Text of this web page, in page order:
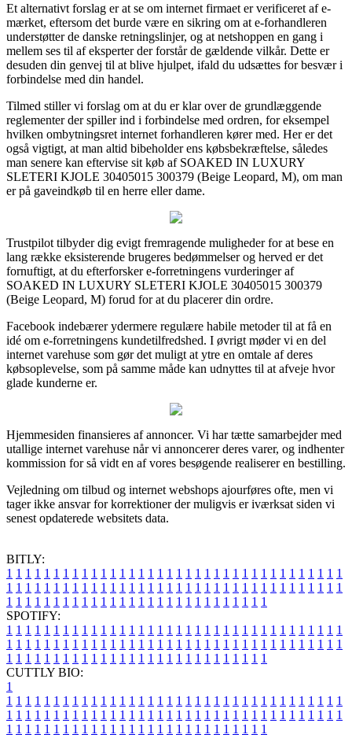
Et alternativt forslag er at se om internet firmaet er verificeret af e-
mærket, eftersom det burde være en sikring om at e-forhandleren
understøtter de danske retningslinjer, og at netshoppen en gang i
mellem ses til af eksperter der forstår de gældende vilkår. Dette er
desuden din genvej til at blive hjulpet, ifald du udsættes for besvær i
forbindelse med din handel.
Tilmed stiller vi forslag om at du er klar over de grundlæggende
reglementer der spiller ind i forbindelse med ordren, for eksempel
hvilken ombytningsret internet forhandleren kører med. Her er det
også vigtigt, at man altid bibeholder ens købsbekræftelse, således
man senere kan eftervise sit køb af SOAKED IN LUXURY
SLETERI KJOLE 30405015 300379 (Beige Leopard, M), om man
er på gaveindkøb til en herre eller dame.
Trustpilot tilbyder dig evigt fremragende muligheder for at bese en
lang række eksisterende brugeres bedømmelser og herved er det
fornuftigt, at du efterforsker e-forretningens vurderinger af
SOAKED IN LUXURY SLETERI KJOLE 30405015 300379
(Beige Leopard, M) forud for at du placerer din ordre.
Facebook indebærer ydermere regulære habile metoder til at få en
idé om e-forretningens kundetilfredshed. I øvrigt møder vi en del
internet varehuse som gør det muligt at ytre en omtale af deres
købsoplevelse, som på samme måde kan udnyttes til at afveje hvor
glade kunderne er.
Hjemmesiden finansieres af annoncer. Vi har tætte samarbejder med
utallige internet varehuse når vi annoncerer deres varer, og indhenter
kommission for så vidt en af vores besøgende realiserer en bestilling.
Vejledning om tilbud og internet webshops ajourføres ofte, men vi
tager ikke ansvar for korrektioner der muligvis er iværksat siden vi
senest opdaterede websitets data.
BITLY:
1 1 1 1 1 1 1 1 1 1 1 1 1 1 1 1 1 1 1 1 1 1 1 1 1 1 1 1 1 1 1 1 1 1 1 1
1 1 1 1 1 1 1 1 1 1 1 1 1 1 1 1 1 1 1 1 1 1 1 1 1 1 1 1 1 1 1 1 1 1 1 1
1 1 1 1 1 1 1 1 1 1 1 1 1 1 1 1 1 1 1 1 1 1 1 1 1 1 1 1
SPOTIFY:
1 1 1 1 1 1 1 1 1 1 1 1 1 1 1 1 1 1 1 1 1 1 1 1 1 1 1 1 1 1 1 1 1 1 1 1
1 1 1 1 1 1 1 1 1 1 1 1 1 1 1 1 1 1 1 1 1 1 1 1 1 1 1 1 1 1 1 1 1 1 1 1
1 1 1 1 1 1 1 1 1 1 1 1 1 1 1 1 1 1 1 1 1 1 1 1 1 1 1 1
CUTTLY BIO:
1
1 1 1 1 1 1 1 1 1 1 1 1 1 1 1 1 1 1 1 1 1 1 1 1 1 1 1 1 1 1 1 1 1 1 1 1
1 1 1 1 1 1 1 1 1 1 1 1 1 1 1 1 1 1 1 1 1 1 1 1 1 1 1 1 1 1 1 1 1 1 1 1
1 1 1 1 1 1 1 1 1 1 1 1 1 1 1 1 1 1 1 1 1 1 1 1 1 1 1 1